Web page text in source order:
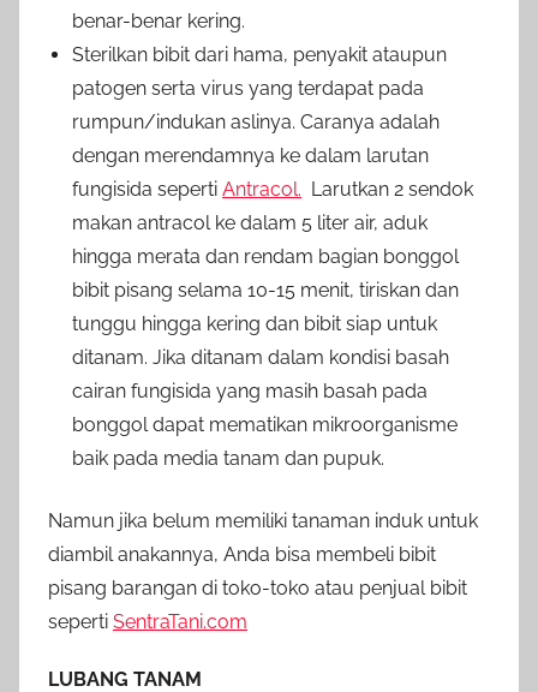
benar-benar kering.
Sterilkan bibit dari hama, penyakit ataupun
patogen serta virus yang terdapat pada
rumpun/indukan aslinya. Caranya adalah
dengan merendamnya ke dalam larutan
fungisida seperti Antracol. Larutkan 2 sendok
makan antracol ke dalam 5 liter air, aduk
hingga merata dan rendam bagian bonggol
bibit pisang selama 10-15 menit, tiriskan dan
tunggu hingga kering dan bibit siap untuk
ditanam. Jika ditanam dalam kondisi basah
cairan fungisida yang masih basah pada
bonggol dapat mematikan mikroorganisme
baik pada media tanam dan pupuk.
Namun jika belum memiliki tanaman induk untuk
diambil anakannya, Anda bisa membeli bibit
pisang barangan di toko-toko atau penjual bibit
seperti SentraTani.com
LUBANG TANAM